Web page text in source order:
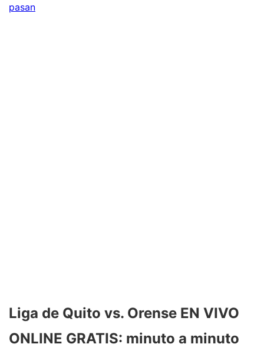
pasan
Liga de Quito vs. Orense EN VIVO
ONLINE GRATIS: minuto a minuto